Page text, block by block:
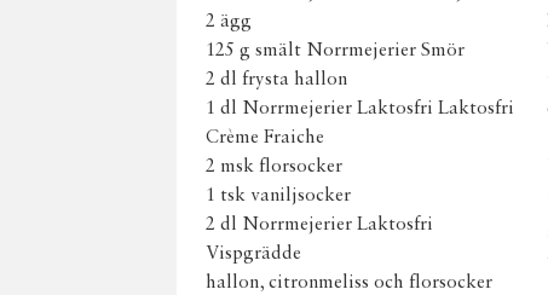
2 ägg
125 g smält Norrmejerier Smör
2 dl frysta hallon
1 dl Norrmejerier Laktosfri Laktosfri
Crème Fraiche
2 msk florsocker
1 tsk vaniljsocker
2 dl Norrmejerier Laktosfri
Vispgrädde
hallon, citronmeliss och florsocker